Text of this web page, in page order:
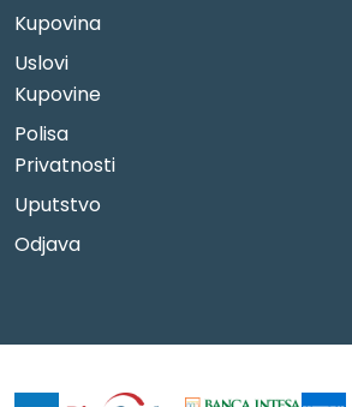
Kupovina
Uslovi
Kupovine
Polisa
Privatnosti
Uputstvo
Odjava